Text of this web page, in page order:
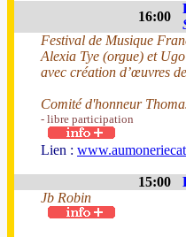
16:00
Festival de Musique
Alexia Tye (orgue) et
avec création d’œuvres
Comité d'honneur
- libre participation
Lien :
15:00
Jb Robin